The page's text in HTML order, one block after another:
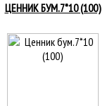
ЦЕННИК БУМ.7*10 (100)